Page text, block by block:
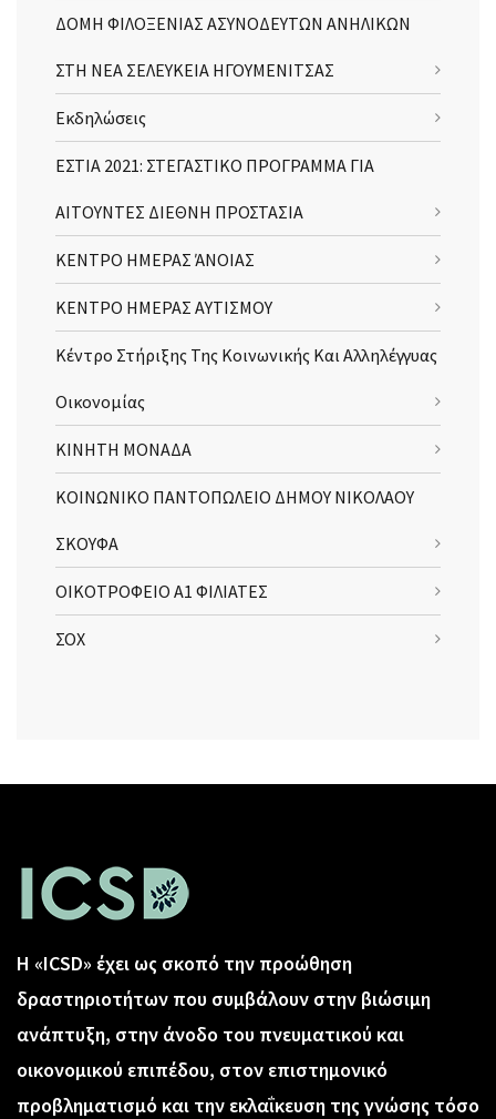
ΔΟΜΗ ΦΙΛΟΞΕΝΙΑΣ ΑΣΥΝΟΔΕΥΤΩΝ ΑΝΗΛΙΚΩΝ
ΣΤΗ ΝΕΑ ΣΕΛΕΥΚΕΙΑ ΗΓΟΥΜΕΝΙΤΣΑΣ
Εκδηλώσεις
ΕΣΤΙΑ 2021: ΣΤΕΓΑΣΤΙΚΟ ΠΡΟΓΡΑΜΜΑ ΓΙΑ
ΑΙΤΟΥΝΤΕΣ ΔΙΕΘΝΗ ΠΡΟΣΤΑΣΙΑ
ΚΕΝΤΡΟ ΗΜΕΡΑΣ ΆΝΟΙΑΣ
ΚΕΝΤΡΟ ΗΜΕΡΑΣ ΑΥΤΙΣΜΟΥ
Κέντρο Στήριξης Της Κοινωνικής Και Αλληλέγγυας
Οικονομίας
ΚΙΝΗΤΗ ΜΟΝΑΔΑ
ΚΟΙΝΩΝΙΚΟ ΠΑΝΤΟΠΩΛΕΙΟ ΔΗΜΟΥ ΝΙΚΟΛΑΟΥ
ΣΚΟΥΦΑ
ΟΙΚΟΤΡΟΦΕΙΟ Α1 ΦΙΛΙΑΤΕΣ
ΣΟΧ
Η «ICSD» έχει ως σκοπό την προώθηση
δραστηριοτήτων που συμβάλουν στην βιώσιμη
ανάπτυξη, στην άνοδο του πνευματικού και
οικονομικού επιπέδου, στον επιστημονικό
προβληματισμό και την εκλαΐκευση της γνώσης τόσο